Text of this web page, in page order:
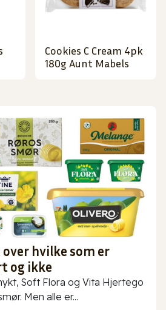
Cookies C Cream 4pk
180g Aunt Mabels
hvilke som er
og ikke
Soft Flora og Vita Hjertego
Men alle er...